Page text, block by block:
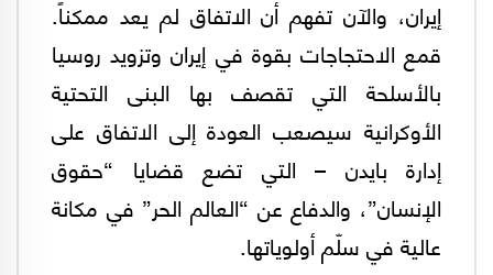
إيران، والآن تفهم أن الاتفاق لم يعد ممكناً.
قمع الاحتجاجات بقوة في إيران وتزويد روسيا
بالأسلحة التي تقصف بها البنى التحتية
الأوكرانية سيصعب العودة إلى الاتفاق على
إدارة بايدن – التي تضع قضايا “حقوق
الإنسان”، والدفاع عن “العالم الحر” في مكانة
عالية في سلّم أولوياتها.